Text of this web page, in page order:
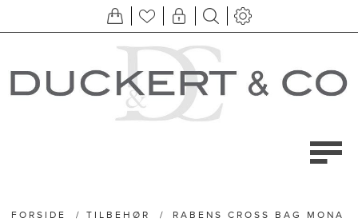
FORSIDE / TILBEHØR / RABENS CROSS BAG MONA